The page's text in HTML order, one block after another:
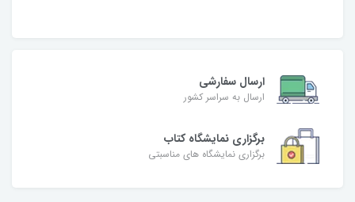
ارسال سفارشی
ارسال به سراسر کشور
برگزاری نمایشگاه کتاب
برگزاری نمایشگاه های مناسبتی